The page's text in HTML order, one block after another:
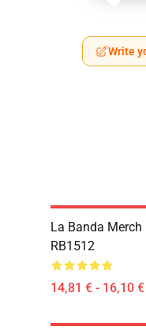
Write
La Banda Merch
RB1512
14,81 € - 16,10 €